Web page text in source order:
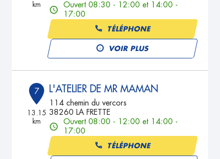
km
Ouvert 08:30 - 12:00 et 14:00 -
17:00
TÉLÉPHONE
VOIR PLUS
7
13.15
km
L'ATELIER DE MR MAMAN
114 chemin du vercors
38260 LA FRETTE
Ouvert 08:00 - 12:00 et 14:00 -
17:00
TÉLÉPHONE